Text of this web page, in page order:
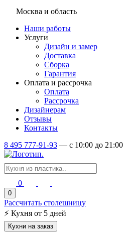
Москва и область
Наши работы
Услуги
Дизайн и замер
Доставка
Сборка
Гарантия
Оплата и рассрочка
Оплата
Рассрочка
Дизайнерам
Отзывы
Контакты
8 495 777-91-93 — c 10:00 до 21:00
0
0
Рассчитать столешницу
⚡ Кухня от 5 дней
Кухни на заказ